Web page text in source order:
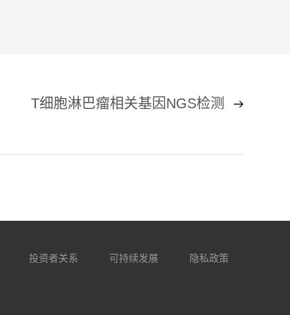
T细胞淋巴瘤相关基因NGS检测
投资者关系 可持续发展 隐私政策